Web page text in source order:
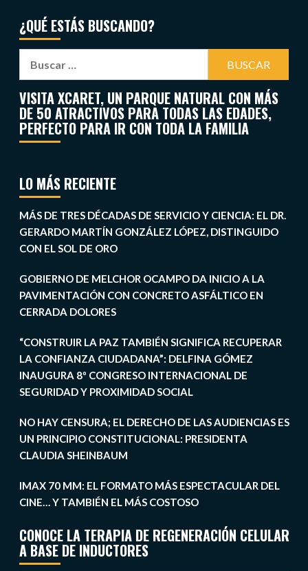
¿QUÉ ESTÁS BUSCANDO?
VISITA XCARET, UN PARQUE NATURAL CON MÁS
DE 50 ATRACTIVOS PARA TODAS LAS EDADES,
PERFECTO PARA IR CON TODA LA FAMILIA
LO MÁS RECIENTE
MÁS DE TRES DÉCADAS DE SERVICIO Y CIENCIA: EL DR.
GERARDO MARTÍN GONZÁLEZ LÓPEZ, DISTINGUIDO
CON EL SOL DE ORO
GOBIERNO DE MELCHOR OCAMPO DA INICIO A LA
PAVIMENTACIÓN CON CONCRETO ASFÁLTICO EN
CERRADA DOLORES
“CONSTRUIR LA PAZ TAMBIÉN SIGNIFICA RECUPERAR
LA CONFIANZA CIUDADANA”: DELFINA GÓMEZ
INAUGURA 8º CONGRESO INTERNACIONAL DE
SEGURIDAD Y PROXIMIDAD SOCIAL
NO HAY CENSURA; EL DERECHO DE LAS AUDIENCIAS ES
UN PRINCIPIO CONSTITUCIONAL: PRESIDENTA
CLAUDIA SHEINBAUM
IMAX 70 MM: EL FORMATO MÁS ESPECTACULAR DEL
CINE… Y TAMBIÉN EL MÁS COSTOSO
CONOCE LA TERAPIA DE REGENERACIÓN CELULAR
A BASE DE INDUCTORES